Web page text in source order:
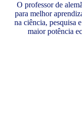
O professor de
para melhor
na ciência, pesquisa
maior potência